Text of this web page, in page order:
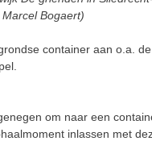
Bogaert)
container aan o.a.
om naar een
inlassen met